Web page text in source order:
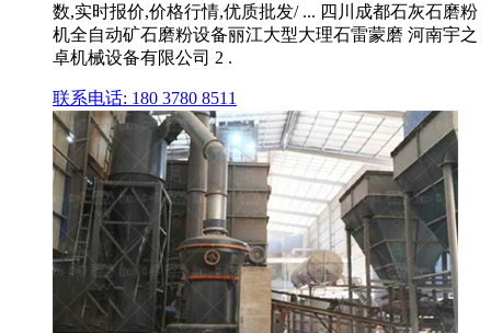
数,实时报价,价格行情,优质批发/ ... 四川成都石灰石磨粉
机全自动矿石磨粉设备丽江大型大理石雷蒙磨 河南宇之
卓机械设备有限公司 2 .
联系电话: 180 3780 8511